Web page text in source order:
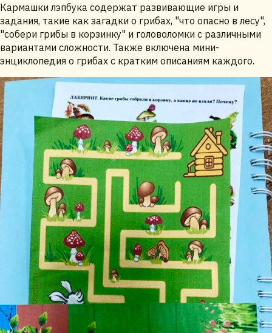
Кармашки лэпбука содержат развивающие игры и
задания, такие как загадки о грибах, "что опасно в лесу",
"собери грибы в корзинку" и головоломки с различными
вариантами сложности. Также включена мини-
энциклопедия о грибах с кратким описаниям каждого.